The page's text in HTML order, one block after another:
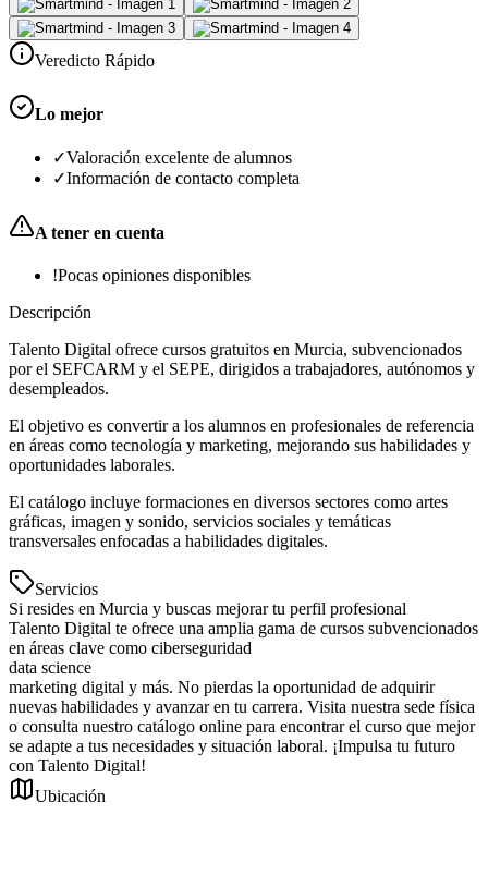
Veredicto Rápido
Lo mejor
✓Valoración excelente de alumnos
✓Información de contacto completa
A tener en cuenta
!Pocas opiniones disponibles
Descripción
Talento Digital ofrece cursos gratuitos en Murcia, subvencionados
por el SEFCARM y el SEPE, dirigidos a trabajadores, autónomos y
desempleados.
El objetivo es convertir a los alumnos en profesionales de referencia
en áreas como tecnología y marketing, mejorando sus habilidades y
oportunidades laborales.
El catálogo incluye formaciones en diversos sectores como artes
gráficas, imagen y sonido, servicios sociales y temáticas
transversales enfocadas a habilidades digitales.
Servicios
Si resides en Murcia y buscas mejorar tu perfil profesional
Talento Digital te ofrece una amplia gama de cursos subvencionados
en áreas clave como ciberseguridad
data science
marketing digital y más. No pierdas la oportunidad de adquirir
nuevas habilidades y avanzar en tu carrera. Visita nuestra sede física
o consulta nuestro catálogo online para encontrar el curso que mejor
se adapte a tus necesidades y situación laboral. ¡Impulsa tu futuro
con Talento Digital!
Ubicación